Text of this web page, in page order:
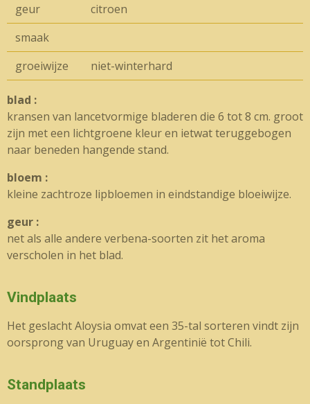
geur
citroen
smaak
groeiwijze
niet-winterhard
blad :
kransen van lancetvormige bladeren die 6 tot 8 cm. groot
zijn met een lichtgroene kleur en ietwat teruggebogen
naar beneden hangende stand.
bloem :
kleine zachtroze lipbloemen in eindstandige bloeiwijze.
geur :
net als alle andere verbena-soorten zit het aroma
verscholen in het blad.
Vindplaats
Het geslacht Aloysia omvat een 35-tal sorteren vindt zijn
oorsprong van Uruguay en Argentinië tot Chili.
Standplaats